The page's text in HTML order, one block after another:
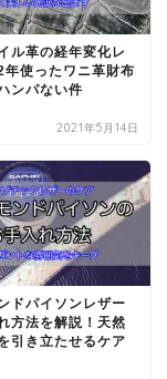
ル革の経年変化レ
年使ったワニ革財布
ンパない件
2021年5月14日
ドパイソンレザー
方法を解説！天然
引き立たせるケア